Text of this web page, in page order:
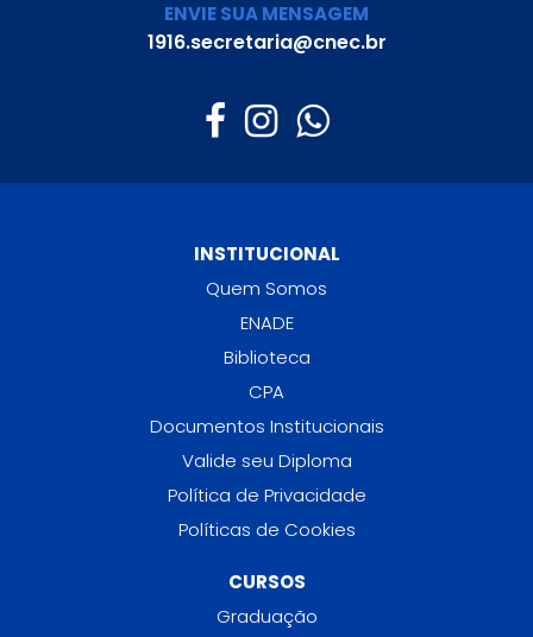
ENVIE SUA MENSAGEM
1916.secretaria@cnec.br
INSTITUCIONAL
Quem Somos
ENADE
Biblioteca
CPA
Documentos Institucionais
Valide seu Diploma
Política de Privacidade
Políticas de Cookies
CURSOS
Graduação